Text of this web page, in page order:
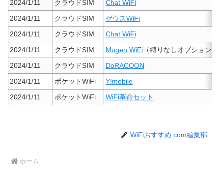
2024/1/11
クラウドSIM
Chat WiFi
2024/1/11
クラウドSIM
ゼウスWiFi
2024/1/11
クラウドSIM
Chat WiFi
2024/1/11
クラウドSIM Mugen WiFi （縛りなしオプション）
2024/1/11
クラウドSIM
DoRACOON
2024/1/11
ポケットWiFi
Y!mobile
2024/1/11
ポケットWiFi WiFi革命セット
WiFiおすすめ.com編集部
ホーム